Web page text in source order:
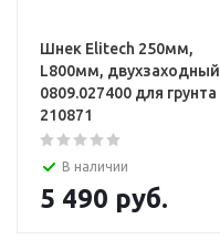
Шнек Elitech 250мм,
L800мм, двухзаходный
0809.027400 для грунта
210871
В наличии
5 490 руб.